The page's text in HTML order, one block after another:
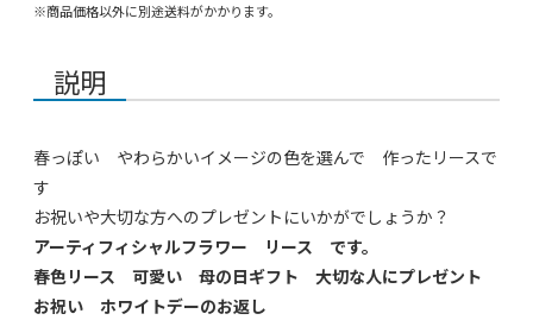
※商品価格以外に別途送料がかかります。
説明
春っぽい やわらかいイメージの色を選んで 作ったリースで
す
お祝いや大切な方へのプレゼントにいかがでしょうか？
アーティフィシャルフラワー リース です。
春色リース 可愛い 母の日ギフト 大切な人にプレゼント
お祝い ホワイトデーのお返し